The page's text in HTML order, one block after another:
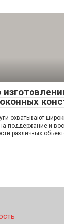
охватывают
поддержание и
различных